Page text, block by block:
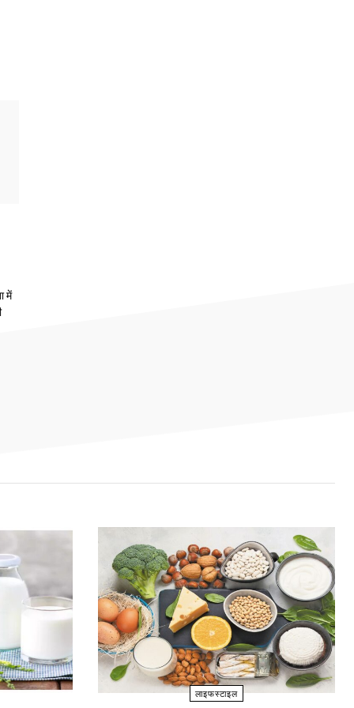
में
लाइफस्टाइल